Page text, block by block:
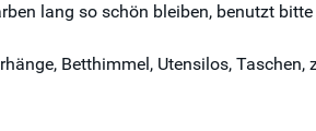
lang so schön bleiben, benutzt
Betthimmel, Utensilos,